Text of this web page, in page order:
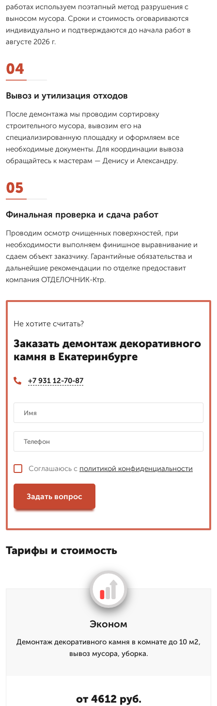
работах используем поэтапный метод разрушения с
выносом мусора. Сроки и стоимость оговариваются
индивидуально и подтверждаются до начала работ в
августе 2026 г.
04
Вывоз и утилизация отходов
После демонтажа мы проводим сортировку
строительного мусора, вывозим его на
специализированную площадку и оформляем все
необходимые документы. Для координации вывоза
обращайтесь к мастерам — Денису и Александру.
05
Финальная проверка и сдача работ
Проводим осмотр очищенных поверхностей, при
необходимости выполняем финишное выравнивание и
сдаем объект заказчику. Гарантийные обязательства и
дальнейшие рекомендации по отделке предоставит
компания ОТДЕЛОЧНИК-Ктр.
Не хотите считать?
Заказать демонтаж декоративного
камня в Екатеринбурге
+7 931 12-70-87
Соглашаюсь с политикой конфиденциальности
Задать вопрос
Тарифы и стоимость
Эконом
Демонтаж декоративного камня в комнате до 10 м2,
вывоз мусора, уборка.
от 4612 руб.